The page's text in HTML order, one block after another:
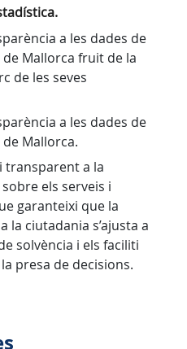
a les dades de
Mallorca fruit de la
de les seves
a les dades de
Mallorca.
transparent a la
els serveis i
garanteixi que la
la ciutadania s’ajusta a
solvència i els faciliti
presa de decisions.